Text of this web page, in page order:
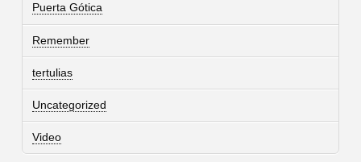
Puerta Gótica
Remember
tertulias
Uncategorized
Video